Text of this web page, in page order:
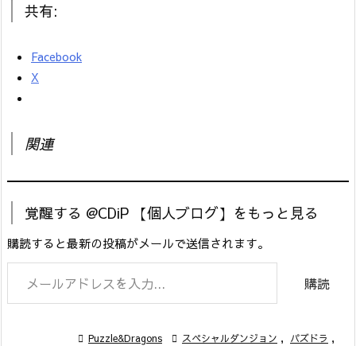
共有:
Facebook
X
関連
覚醒する @CDiP 【個人ブログ】をもっと見る
購読すると最新の投稿がメールで送信されます。
メールアドレスを入力...
購読
 Puzzle&Dragons  スペシャルダンジョン , パズドラ ,